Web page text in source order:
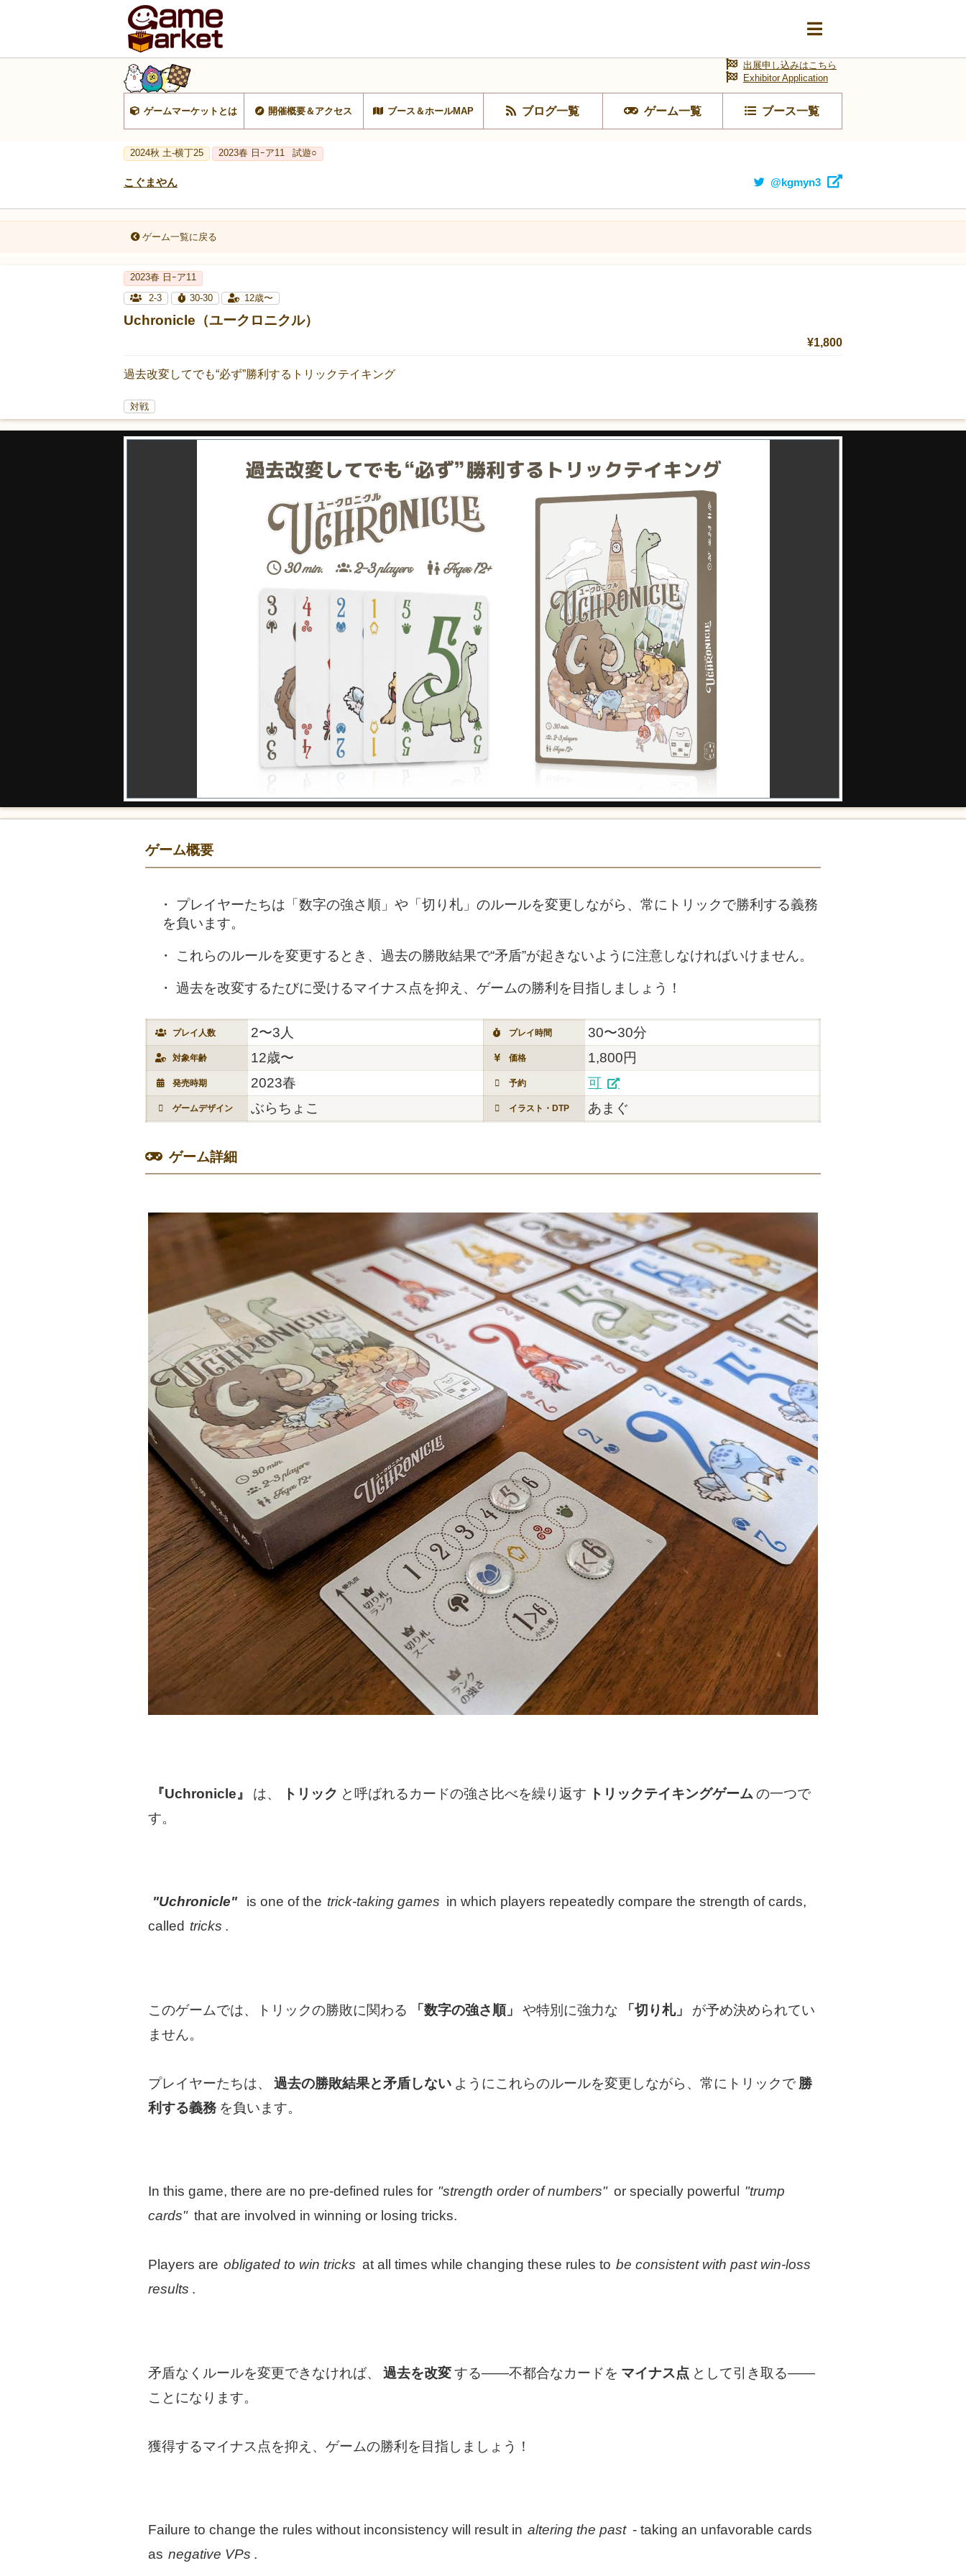
ゲームマーケットとは 開催概要＆アクセス ブース＆ホールMAP ブログ一覧 ゲーム一覧 ブース一覧
出展申し込みはこちら
Exhibitor Application
2024秋 土-横丁25 2023春 日ｰア11 試遊○
こぐまやん @kgmyn3
ゲーム一覧に戻る
2023春 日ｰア11
2-3
30-30 12歳〜
Uchronicle（ユークロニクル）
¥1,800
過去改変してでも“必ず”勝利するトリックテイキング
対戦
ゲーム概要
プレイヤーたちは「数字の強さ順」や「切り札」のルールを変更しながら、常にトリックで勝利する義務
を負います。
これらのルールを変更するとき、過去の勝敗結果で“矛盾”が起きないように注意しなければいけません。
過去を改変するたびに受けるマイナス点を抑え、ゲームの勝利を目指しましょう！
プレイ人数 2〜3人 プレイ時間 30〜30分
対象年齢 12歳〜 価格 1,800円
発売時期 2023春 予約 可
ゲームデザイン ぶらちょこ イラスト・DTP あまぐ
ゲーム詳細
『Uchronicle』 は、 トリック と呼ばれるカードの強さ比べを繰り返す トリックテイキングゲーム の一つで
す。
"Uchronicle" is one of the trick-taking games in which players repeatedly compare the strength of cards,
called tricks .
このゲームでは、トリックの勝敗に関わる 「数字の強さ順」 や特別に強力な 「切り札」
が予め決められてい
ません。
プレイヤーたちは、 過去の勝敗結果と矛盾しない ようにこれらのルールを変更しながら、常にトリックで 勝
利する義務 を負います。
In this game, there are no pre-defined rules for "strength order of numbers" or specially powerful
"trump
cards" that are involved in winning or losing tricks.
Players are obligated to win tricks at all times while changing these rules to be consistent with past win-loss
results .
矛盾なくルールを変更できなければ、 過去を改変 する――不都合なカードを マイナス点 として引き取る――
ことになります。
獲得するマイナス点を抑え、ゲームの勝利を目指しましょう！
Failure to change the rules without inconsistency will result in altering the past - taking an unfavorable cards
as negative VPs .